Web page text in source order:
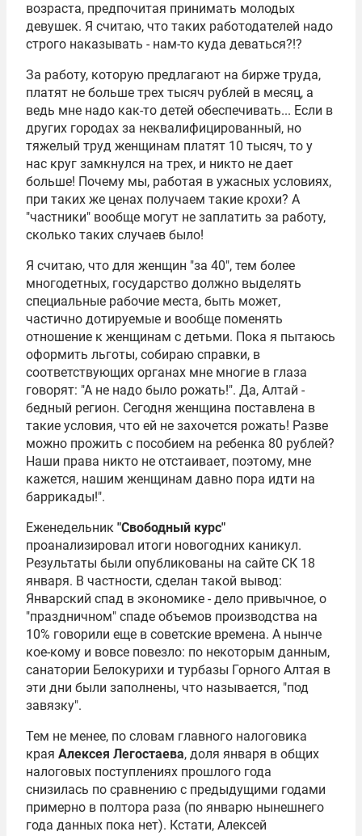
возраста, предпочитая принимать молодых
девушек. Я считаю, что таких работодателей надо
строго наказывать - нам-то куда деваться?!?
За работу, которую предлагают на бирже труда,
платят не больше трех тысяч рублей в месяц, а
ведь мне надо как-то детей обеспечивать... Если в
других городах за неквалифицированный, но
тяжелый труд женщинам платят 10 тысяч, то у
нас круг замкнулся на трех, и никто не дает
больше! Почему мы, работая в ужасных условиях,
при таких же ценах получаем такие крохи? А
"частники" вообще могут не заплатить за работу,
сколько таких случаев было!
Я считаю, что для женщин "за 40", тем более
многодетных, государство должно выделять
специальные рабочие места, быть может,
частично дотируемые и вообще поменять
отношение к женщинам с детьми. Пока я пытаюсь
оформить льготы, собираю справки, в
соответствующих органах мне многие в глаза
говорят: "А не надо было рожать!". Да, Алтай -
бедный регион. Сегодня женщина поставлена в
такие условия, что ей не захочется рожать! Разве
можно прожить с пособием на ребенка 80 рублей?
Наши права никто не отстаивает, поэтому, мне
кажется, нашим женщинам давно пора идти на
баррикады!".
Еженедельник "Свободный курс"
проанализировал итоги новогодних каникул.
Результаты были опубликованы на сайте СК 18
января. В частности, сделан такой вывод:
Январский спад в экономике - дело привычное, о
"праздничном" спаде объемов производства на
10% говорили еще в советские времена. А нынче
кое-кому и вовсе повезло: по некоторым данным,
санатории Белокурихи и турбазы Горного Алтая в
эти дни были заполнены, что называется, "под
завязку".
Тем не менее, по словам главного налоговика
края Алексея Легостаева, доля января в общих
налоговых поступлениях прошлого года
снизилась по сравнению с предыдущими годами
примерно в полтора раза (по январю нынешнего
года данных пока нет). Кстати, Алексей